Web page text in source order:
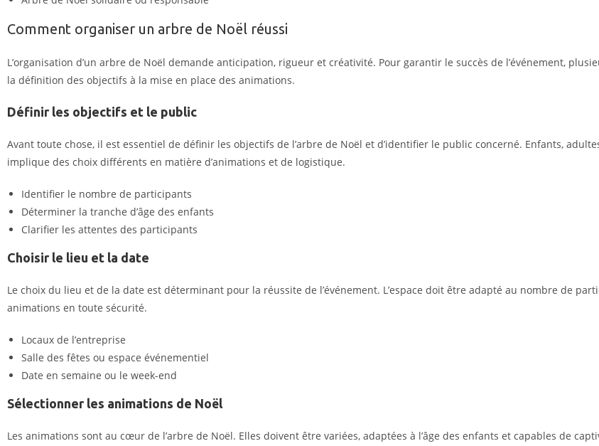
Comment organiser un arbre de Noël réussi
L’organisation d’un arbre de Noël demande anticipation, rigueur et créativité. Pour garantir le succès de l’événement,
la définition des objectifs à la mise en place des animations.
Définir les objectifs et le public
Avant toute chose, il est essentiel de définir les objectifs de l’arbre de Noël et d’identifier le public concerné. Enfants,
implique des choix différents en matière d’animations et de logistique.
Identifier le nombre de participants
Déterminer la tranche d’âge des enfants
Clarifier les attentes des participants
Choisir le lieu et la date
Le choix du lieu et de la date est déterminant pour la réussite de l’événement. L’espace doit être adapté au nombre de
animations en toute sécurité.
Locaux de l’entreprise
Salle des fêtes ou espace événementiel
Date en semaine ou le week-end
Sélectionner les animations de Noël
Les animations sont au cœur de l’arbre de Noël. Elles doivent être variées, adaptées à l’âge des enfants et capables de